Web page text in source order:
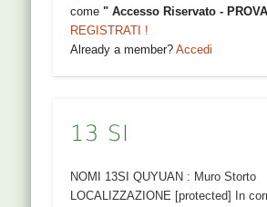
come" Accesso Riservato -
REGISTRATI !
Already a member?Accedi
13 SI
NOMI 13SI QUYUAN : Muro Storto
LOCALIZZAZIONE [protected] In